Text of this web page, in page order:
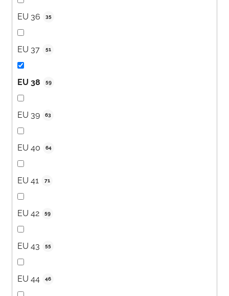
EU 36 35
EU 37 51
EU 38 59
EU 39 63
EU 40 64
EU 41 71
EU 42 59
EU 43 55
EU 44 46